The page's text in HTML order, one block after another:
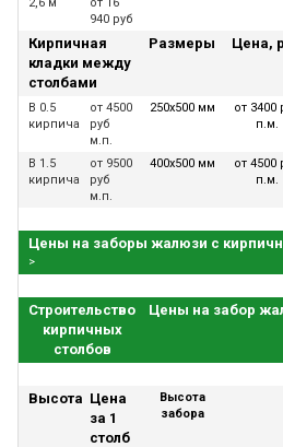
940 руб
Кирпичная
кладки между
столбами
Размеры Цена,
В 0.5
кирпича
от 4500
руб
м.п.
250х500 мм
от 3400
п.м.
В 1.5
кирпича
от 9500
руб
м.п.
400х500 мм
от 4500
п.м.
Цены на заборы жалюзи с
>
Строительство
кирпичных
столбов
Цены на забор
Высота Цена
за 1
столб
Высота
забора